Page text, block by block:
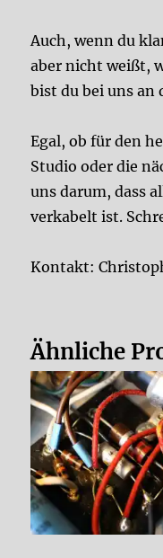
Auch, wenn du
aber nicht weißt,
bist du bei uns an
Egal, ob für den
Studio oder die
uns darum, dass
verkabelt ist.
Kontakt:
Ähnliche